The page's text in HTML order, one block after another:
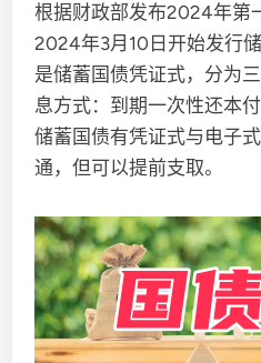
根据财政部发布2024年第
2024年3月10日开始发行
是储蓄国债凭证式，分为
息方式：到期一次性还本付
储蓄国债有凭证式与电子
通，但可以提前支取。